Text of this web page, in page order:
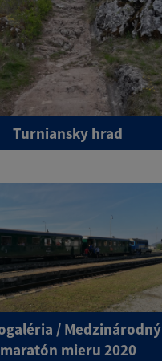
Turniansky hrad
/ Medzinárodný
maratón mieru 2020